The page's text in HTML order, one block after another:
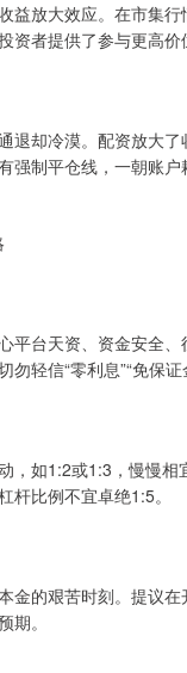
益放大效应。在市集
资者提供了参与更高价
退却冷漠。配资放大
强制平仓线，一朝账
平台天资、资金安全
轻信“零利息”“免保
，如1:2或1:3，慢慢
杆比例不宜卓绝1:5。
金的艰苦时刻。提议
期。